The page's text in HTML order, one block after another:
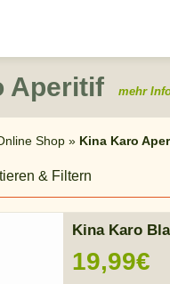
Aperitif mehr
Shop» Kina Karo
& Filtern
Kina Karo
19,99€